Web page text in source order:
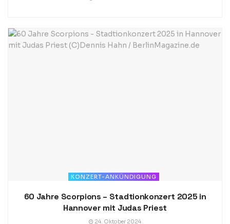
KONZERT-ANKÜNDIGUNG
60 Jahre Scorpions – Stadtionkonzert 2025 in
Hannover mit Judas Priest
24. Oktober 2024